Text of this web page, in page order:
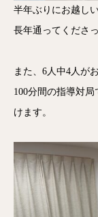
半年ぶりにお越し
長年通ってくださ
また、6人中4人が
100分間の指導対
けます。